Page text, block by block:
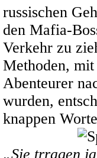
russischen
den Mafia-
Verkehr zu
Methoden,
Abenteurer
wurden,
knappen
„Sie trragen